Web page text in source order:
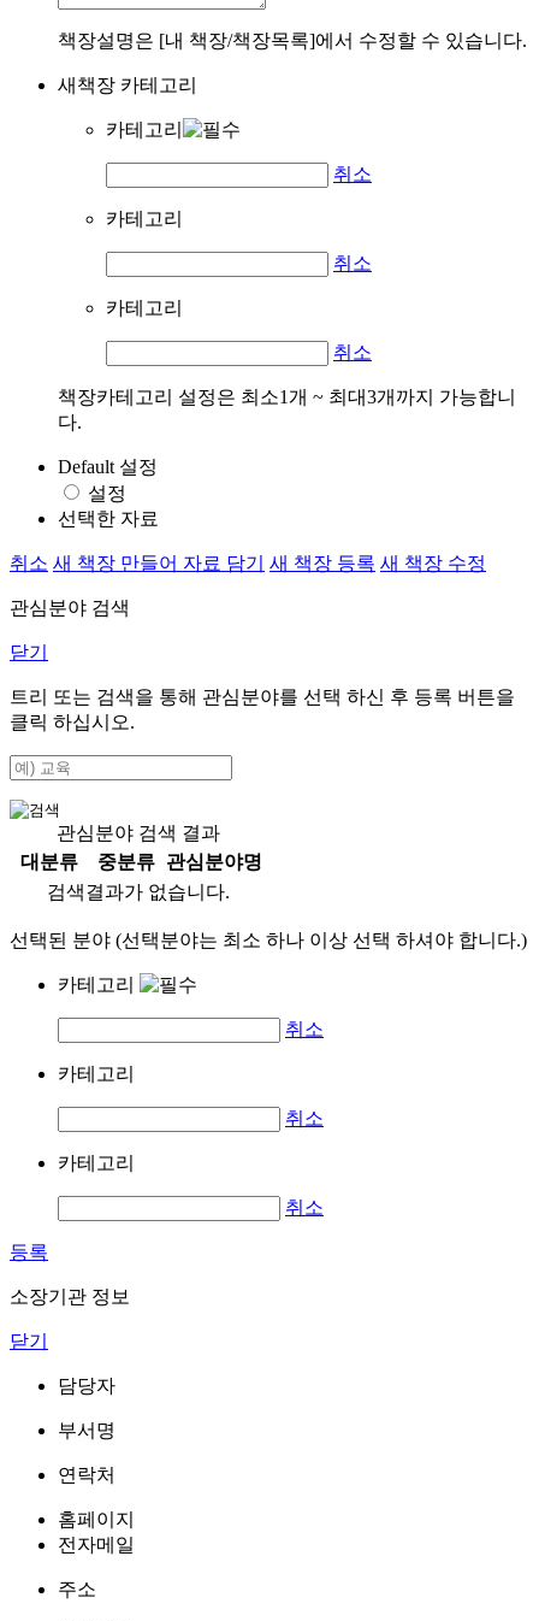
책장설명은 [내 책장/책장목록]에서 수정할 수 있습니다.
새책장 카테고리
카테고리
취소
카테고리
취소
카테고리
취소
책장카테고리 설정은 최소1개 ~ 최대3개까지 가능합니
다.
Default 설정
설정
선택한 자료
취소 새 책장 만들어 자료 담기 새 책장 등록 새 책장 수정
관심분야 검색
닫기
트리 또는 검색을 통해 관심분야를 선택 하신 후 등록 버튼을
클릭 하십시오.
관심분야 검색 결과
대분류
중분류
관심분야명
검색결과가 없습니다.
선택된 분야 (선택분야는 최소 하나 이상 선택 하셔야 합니다.)
카테고리
취소
카테고리
취소
카테고리
취소
등록
소장기관 정보
닫기
담당자
부서명
연락처
홈페이지
전자메일
주소